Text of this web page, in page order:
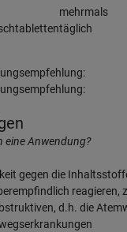
mehrmals
täglich
eine Anwendung?
gegen die
reagieren,
d.h. die